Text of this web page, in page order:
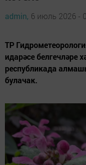
admin, 6 июль 2026 -
ТР
идарәсе белгечләре
республикада
булачак.